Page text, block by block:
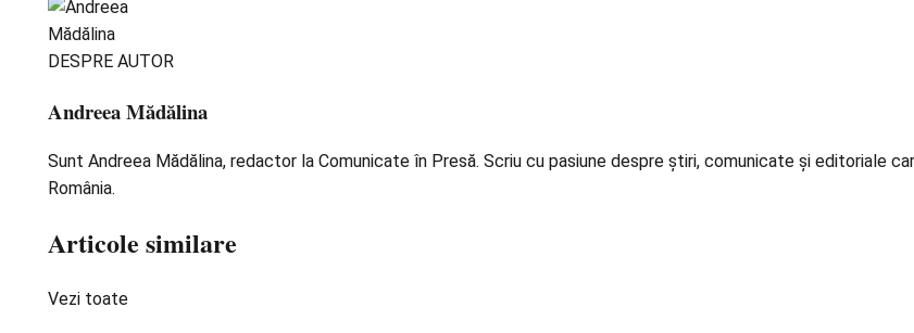
DESPRE AUTOR
Andreea Mădălina
Sunt Andreea Mădălina, redactor la Comunicate în Presă. Scriu cu pasiune despre știri, comunicate și editoriale
România.
Articole similare
Vezi toate